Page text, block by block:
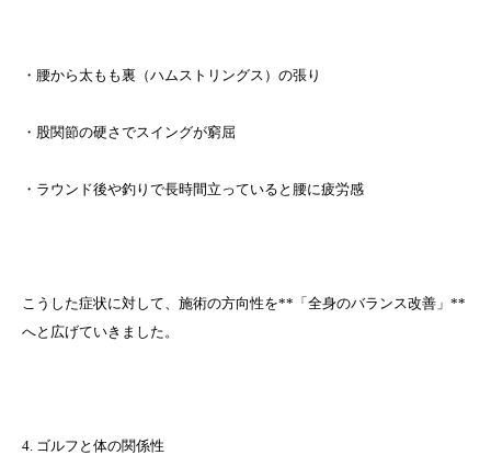
・腰から太もも裏（ハムストリングス）の張り
・股関節の硬さでスイングが窮屈
・ラウンド後や釣りで長時間立っていると腰に疲労感
こうした症状に対して、施術の方向性を**「全身のバランス改善」**
へと広げていきました。
4. ゴルフと体の関係性